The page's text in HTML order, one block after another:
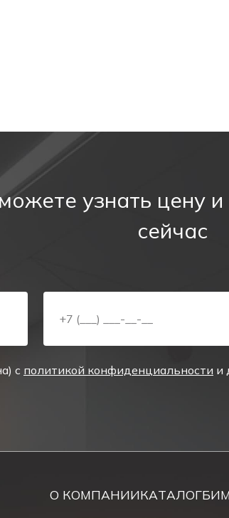
PL EM 3.0
в аварийном режиме.
предъявляемым к
делает его универсальным в
UNIVERSAL - это надежный
PL EM 3.0
узнать цену
сейчас
с политикой конфиденциальности и
О КОМПАНИИКАТАЛОГ